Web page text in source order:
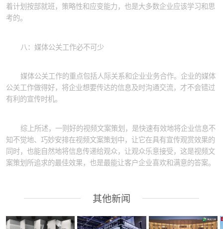
着计划按部就班，策略性和应变能力，也是大多数企业应该学习和思
考的。
八：媒体公关工作必不可少
媒体公关工作的重点包括人际关系和企业业务合作。企业的媒体
公关工作做得好，将企业想要传达的信息及时沟通交流，才不会错过
有利的宣传时机。
综上所述，一则好的视频文案策划，是快速有效地将企业信息不
知不觉地、巧妙安排在视频文案策划中，让它在具有宣传观赏效果的
同时，也能自然地将信息传递给观众，让观众乐意接受，这是视频文
案策划所追求的最佳效果，也是最能让客户企业喜欢和满意的答案。
其他新闻